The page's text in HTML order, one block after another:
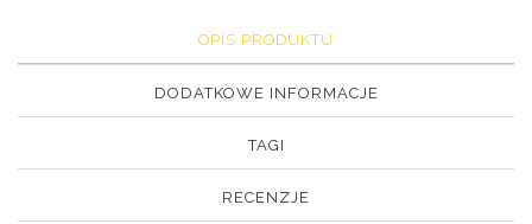
OPIS PRODUKTU
DODATKOWE INFORMACJE
TAGI
RECENZJE